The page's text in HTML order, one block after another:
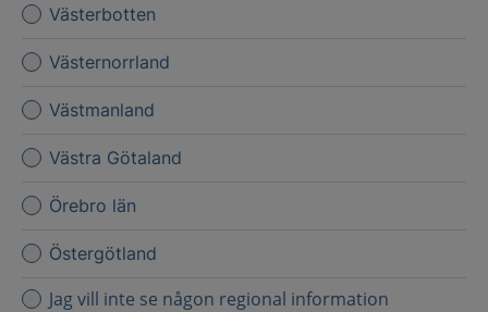
Västerbotten
Västernorrland
Västmanland
Västra Götaland
Örebro län
Östergötland
Jag vill inte se någon regional information